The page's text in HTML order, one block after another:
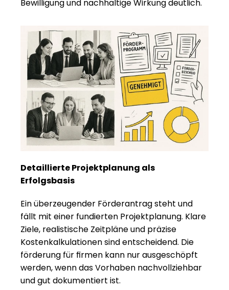
Bewilligung und nachhaltige Wirkung deutlich.
Detaillierte Projektplanung als
Erfolgsbasis
Ein überzeugender Förderantrag steht und
fällt mit einer fundierten Projektplanung. Klare
Ziele, realistische Zeitpläne und präzise
Kostenkalkulationen sind entscheidend. Die
förderung für firmen kann nur ausgeschöpft
werden, wenn das Vorhaben nachvollziehbar
und gut dokumentiert ist.